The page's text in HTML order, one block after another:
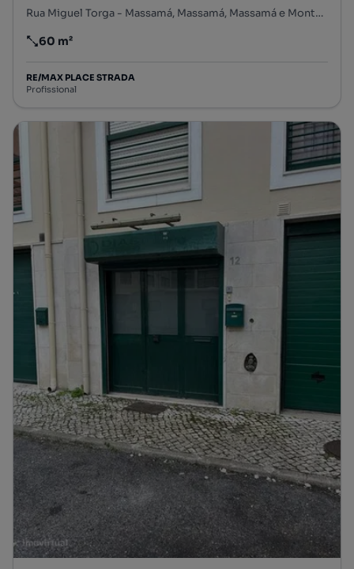
Rua Miguel Torga - Massamá, Massamá, Massamá e Monte Abraão, Sintra, Lisboa
Preço por metro quadrado
60 m²
RE/MAX PLACE STRADA
Profissional